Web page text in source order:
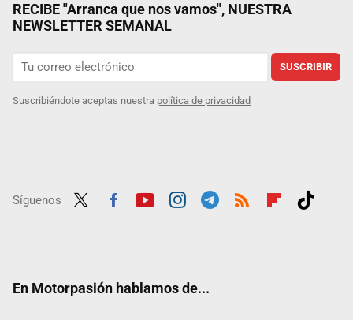
RECIBE "Arranca que nos vamos", NUESTRA
NEWSLETTER SEMANAL
SUSCRIBIR
Suscribiéndote aceptas nuestra política de privacidad
Síguenos
En Motorpasión hablamos de...